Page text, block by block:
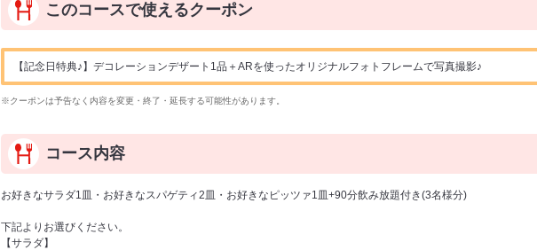
このコースで使えるクーポン
【記念日特典♪】デコレーションデザート1品＋ARを使ったオリジナルフォトフレームで写真撮影♪
※クーポンは予告なく内容を変更・終了・延長する可能性があります。
コース内容
お好きなサラダ1皿・お好きなスパゲティ2皿・お好きなピッツァ1皿+90分飲み放題付き(3名様分)
下記よりお選びください。
【サラダ】